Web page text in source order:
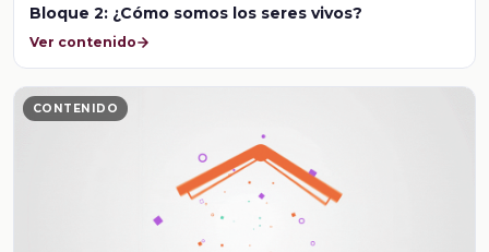
Bloque 2: ¿Cómo somos los seres vivos?
Ver contenido
CONTENIDO